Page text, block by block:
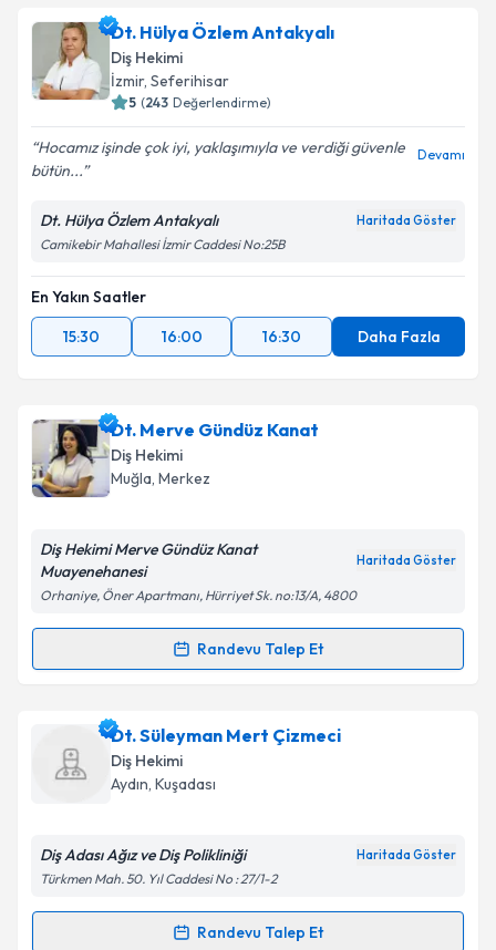
Dt. Hülya Özlem Antakyalı
Diş Hekimi
İzmir, Seferihisar
5 (243 Değerlendirme)
Hocamız işinde çok iyi, yaklaşımıyla ve verdiği güvenle
bütün...
Devamı
Dt. Hülya Özlem Antakyalı Haritada Göster
Camikebir Mahallesi İzmir Caddesi No:25B
En Yakın Saatler
15:30
16:00 16:30 Daha Fazla
Dt. Merve Gündüz Kanat
Diş Hekimi
Muğla, Merkez
Diş Hekimi Merve Gündüz Kanat
Muayenehanesi
Haritada Göster
Orhaniye, Öner Apartmanı, Hürriyet Sk. no:13/A, 4800
Randevu Talep Et
Randevu Takvimi Talebi
Dt. Merve Gündüz Kanatiçin randevu takvimi talebi
oluşturun. Size bu uzmandan randevu almanız için bir
takvim hazırlandığında e-posta ile bilgilendireceğiz.
Kişisel verilerimin işlenmesine ilişkin
Dt. Süleyman Mert Çizmeci
Diş Hekimi
Aydın, Kuşadası
Diş Adası Ağız ve Diş Polikliniği Haritada Göster
Türkmen Mah. 50. Yıl Caddesi No : 27/1-2
Randevu Talep Et
Randevu Takvimi Talebi